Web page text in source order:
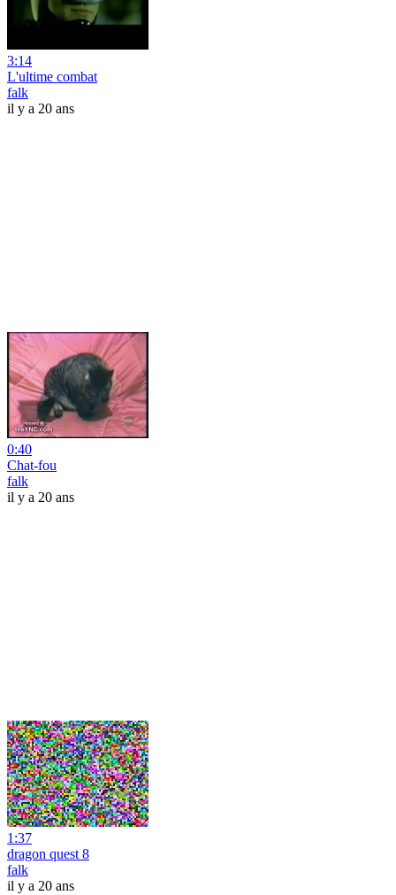
3:14
L'ultime combat
falk
il y a 20 ans
0:40
Chat-fou
falk
il y a 20 ans
1:37
dragon quest 8
falk
il y a 20 ans